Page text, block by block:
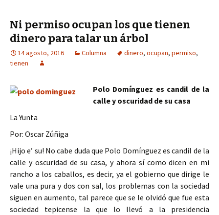
Ni permiso ocupan los que tienen
dinero para talar un árbol
14 agosto, 2016 Columna dinero, ocupan, permiso,
tienen
Polo Domínguez es candil de la
calle y oscuridad de su casa
La Yunta
Por: Oscar Zúñiga
¡Hijo e’ su! No cabe duda que Polo Domínguez es candil de la
calle y oscuridad de su casa, y ahora sí como dicen en mi
rancho a los caballos, es decir, ya el gobierno que dirige le
vale una pura y dos con sal, los problemas con la sociedad
siguen en aumento, tal parece que se le olvidó que fue esta
sociedad tepicense la que lo llevó a la presidencia